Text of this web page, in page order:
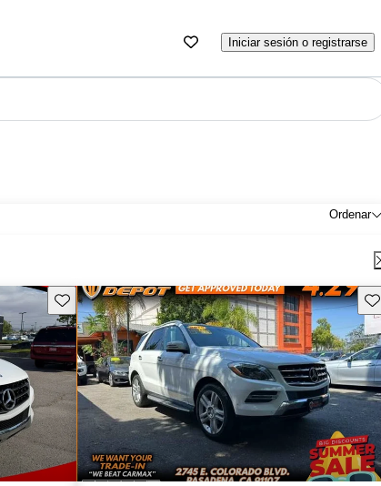
Iniciar sesión o registrarse
Ordenar
Guarda este Aviso